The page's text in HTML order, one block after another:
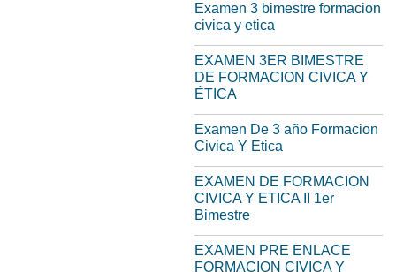
Examen 3 bimestre formacion
civica y etica
EXAMEN 3ER BIMESTRE
DE FORMACION CIVICA Y
ÉTICA
Examen De 3 año Formacion
Civica Y Etica
EXAMEN DE FORMACION
CIVICA Y ETICA II 1er
Bimestre
EXAMEN PRE ENLACE
FORMACION CIVICA Y